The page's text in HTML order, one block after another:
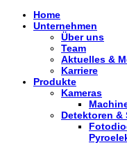
Home
Unternehmen
Über uns
Team
Aktuelles &
Karriere
Produkte
Kameras
Detektoren &